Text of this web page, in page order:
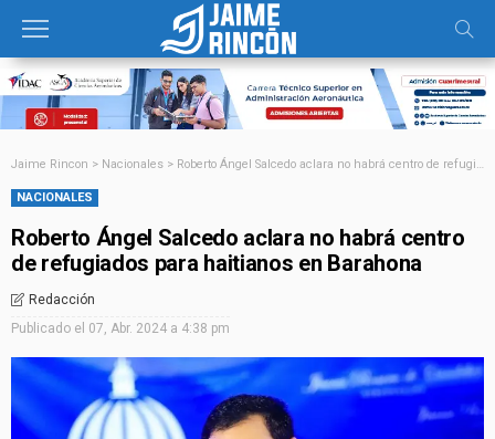
Jaime Rincon > Nacionales > Roberto Ángel Salcedo aclara no habrá centro de refugiados para haitianos en Barahona
NACIONALES
Roberto Ángel Salcedo aclara no habrá centro
de refugiados para haitianos en Barahona
Redacción
Publicado el 07, Abr. 2024 a 4:38 pm